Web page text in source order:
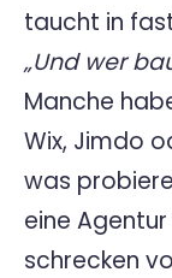
taucht in
„Und wer
Manche
Wix, Jimdo
was
eine
schrecken